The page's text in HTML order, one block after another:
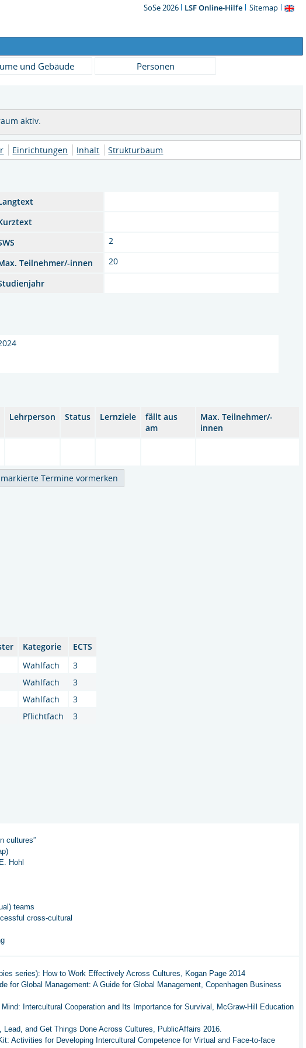
SoSe 2026 LSF Online-Hilfe Sitemap
und Gebäude Personen
aktiv.
Einrichtungen Inhalt Strukturbaum
2
Teilnehmer/-innen
20
Lehrperson Status Lernziele
fällt aus
am
Max. Teilnehmer/-
innen
Kategorie
ECTS
Wahlfach
3
Wahlfach
3
Wahlfach
3
Pflichtfach 3
cultures”
Hohl
teams
cross-cultural
series): How to Work Effectively Across Cultures, Kogan Page 2014
for Global Management: A Guide for Global Management, Copenhagen Business
Intercultural Cooperation and Its Importance for Survival, McGraw-Hill Education
and Get Things Done Across Cultures, PublicAffairs 2016.
Activities for Developing Intercultural Competence for Virtual and Face-to-face